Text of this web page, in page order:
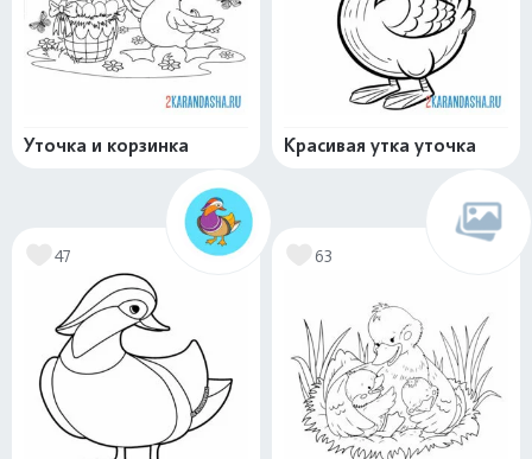
Уточка и корзинка Красивая утка уточка
47 63